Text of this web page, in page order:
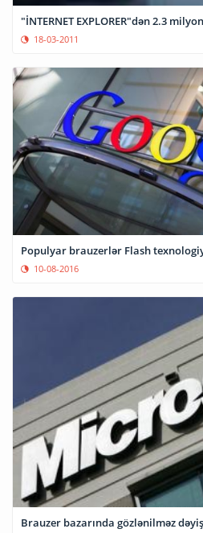
"İNTERNET EXPLORER"dən 2.3
18-03-2011
Populyar brauzerlər Flash
10-08-2016
Brauzer bazarında gözlənilməz